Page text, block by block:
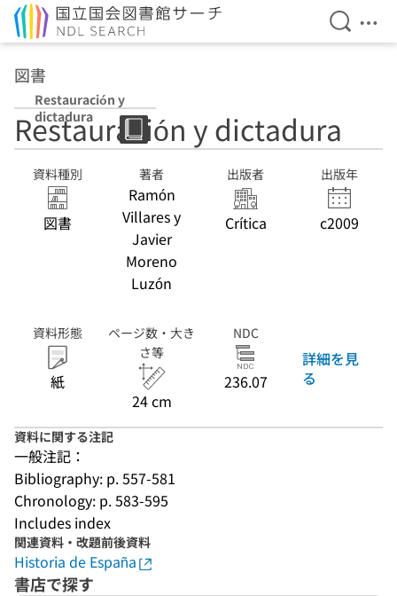
検索を
メ
図書
Restauración y
dictadura
Restauración y dictadura
資料種別
図書
著者
Ramón
Villares y
Javier
Moreno
Luzón
出版者
Crítica
出版年
c2009
資料形態
紙
ページ数・大き
さ等
24 cm
NDC
236.07
詳細を見
る
資料に関する注記
一般注記：
Bibliography: p. 557-581
Chronology: p. 583-595
Includes index
関連資料・改題前後資料
Historia de España
書店で探す